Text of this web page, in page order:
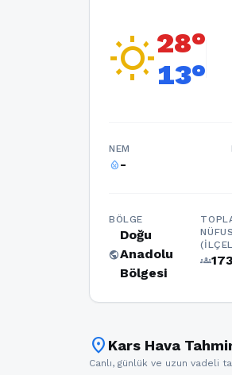
wb_sunny28°
13°
NEM
humidity_percentage-
BÖLGE
public
Doğu
Anadolu
Bölgesi
NÜFUS
groups
location_on Kars Hava
Canlı, günlük ve uzun vadeli